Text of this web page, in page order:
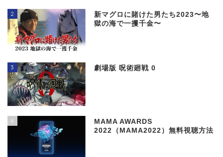
2
新マグロに賭けた男たち2023〜地
獄の海で一攫千金〜
3 劇場版 呪術廻戦 0
4
MAMA AWARDS
2022（MAMA2022）無料視聴方法